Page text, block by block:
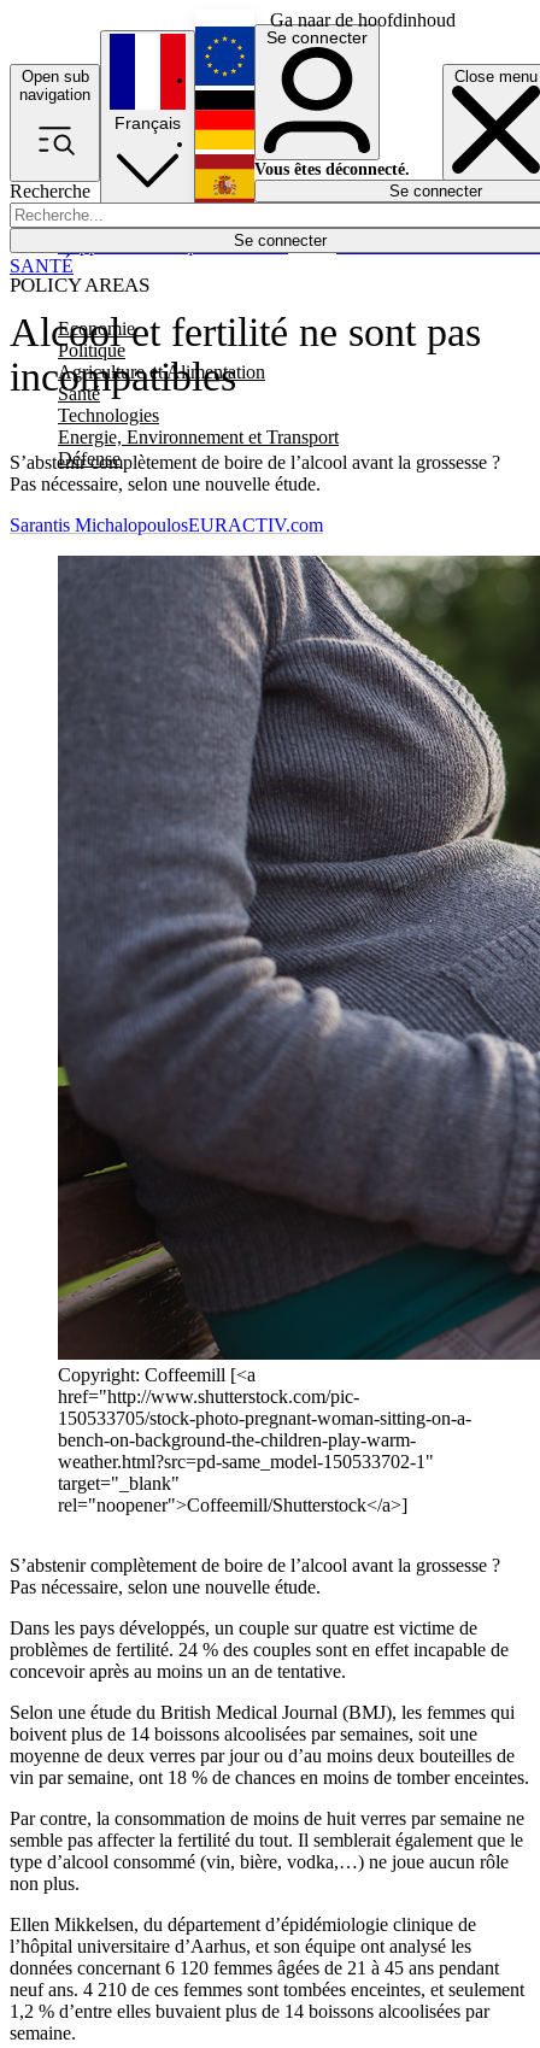
Ga naar de hoofdinhoud
Open sub
navigation
Close menu
Recherche
Se connecter
POLICY AREAS
Economie
Politique
Agriculture et Alimentation
Santé
Technologies
Energie, Environnement et Transport
Défense
Économie
Français
English
Deutsch
Español
Se connecter
Vous êtes déconnecté.
Se connecter
Alcool et fertilité ne sont pas
incompatibles
S’abstenir complètement de boire de l’alcool avant la grossesse ?
Pas nécessaire, selon une nouvelle étude.
SANTÉ
Sarantis MichalopoulosEURACTIV.com
Copyright: Coffeemill [<a
href="http://www.shutterstock.com/pic-
150533705/stock-photo-pregnant-woman-sitting-on-a-
bench-on-background-the-children-play-warm-
weather.html?src=pd-same_model-150533702-1"
target="_blank"
rel="noopener">Coffeemill/Shutterstock</a>]
S’abstenir complètement de boire de l’alcool avant la grossesse ?
Pas nécessaire, selon une nouvelle étude.
Dans les pays développés, un couple sur quatre est victime de
problèmes de fertilité. 24 % des couples sont en effet incapable de
concevoir après au moins un an de tentative.
Selon une étude du British Medical Journal (BMJ), les femmes qui
boivent plus de 14 boissons alcoolisées par semaines, soit une
moyenne de deux verres par jour ou d’au moins deux bouteilles de
vin par semaine, ont 18 % de chances en moins de tomber enceintes.
Par contre, la consommation de moins de huit verres par semaine ne
semble pas affecter la fertilité du tout. Il semblerait également que le
type d’alcool consommé (vin, bière, vodka,…) ne joue aucun rôle
non plus.
Ellen Mikkelsen, du département d’épidémiologie clinique de
l’hôpital universitaire d’Aarhus, et son équipe ont analysé les
données concernant 6 120 femmes âgées de 21 à 45 ans pendant
neuf ans. 4 210 de ces femmes sont tombées enceintes, et seulement
1,2 % d’entre elles buvaient plus de 14 boissons alcoolisées par
semaine.